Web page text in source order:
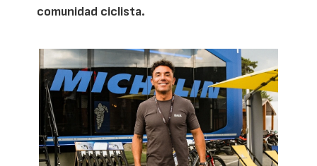
comunidad ciclista.